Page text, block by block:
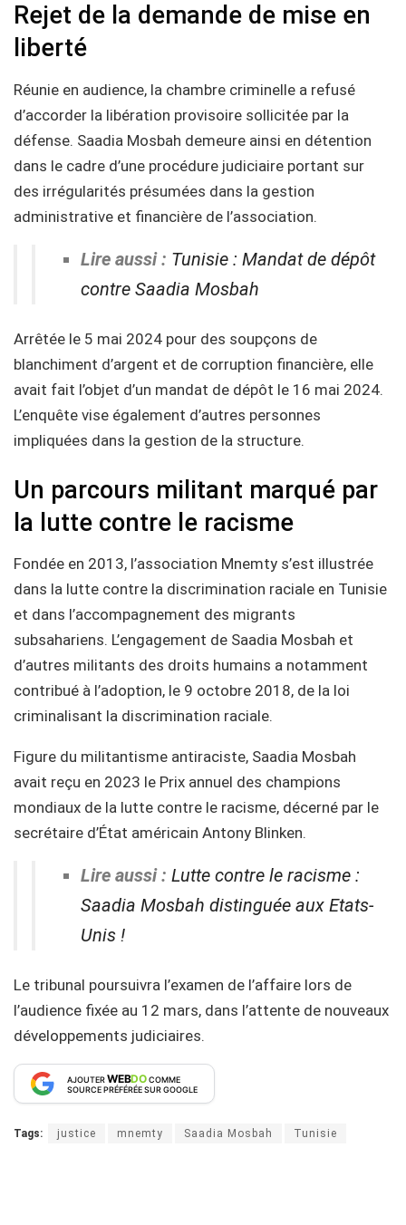
Rejet de la demande de mise en
liberté
Réunie en audience, la chambre criminelle a refusé
d’accorder la libération provisoire sollicitée par la
défense. Saadia Mosbah demeure ainsi en détention
dans le cadre d’une procédure judiciaire portant sur
des irrégularités présumées dans la gestion
administrative et financière de l’association.
Lire aussi : Tunisie : Mandat de dépôt
contre Saadia Mosbah
Arrêtée le 5 mai 2024 pour des soupçons de
blanchiment d’argent et de corruption financière, elle
avait fait l’objet d’un mandat de dépôt le 16 mai 2024.
L’enquête vise également d’autres personnes
impliquées dans la gestion de la structure.
Un parcours militant marqué par
la lutte contre le racisme
Fondée en 2013, l’association Mnemty s’est illustrée
dans la lutte contre la discrimination raciale en Tunisie
et dans l’accompagnement des migrants
subsahariens. L’engagement de Saadia Mosbah et
d’autres militants des droits humains a notamment
contribué à l’adoption, le 9 octobre 2018, de la loi
criminalisant la discrimination raciale.
Figure du militantisme antiraciste, Saadia Mosbah
avait reçu en 2023 le Prix annuel des champions
mondiaux de la lutte contre le racisme, décerné par le
secrétaire d’État américain Antony Blinken.
Lire aussi : Lutte contre le racisme :
Saadia Mosbah distinguée aux Etats-
Unis !
Le tribunal poursuivra l’examen de l’affaire lors de
l’audience fixée au 12 mars, dans l’attente de nouveaux
développements judiciaires.
AJOUTERWEBDOCOMME
SOURCE PRÉFÉRÉE SUR GOOGLE
Tags: justice mnemty Saadia Mosbah Tunisie